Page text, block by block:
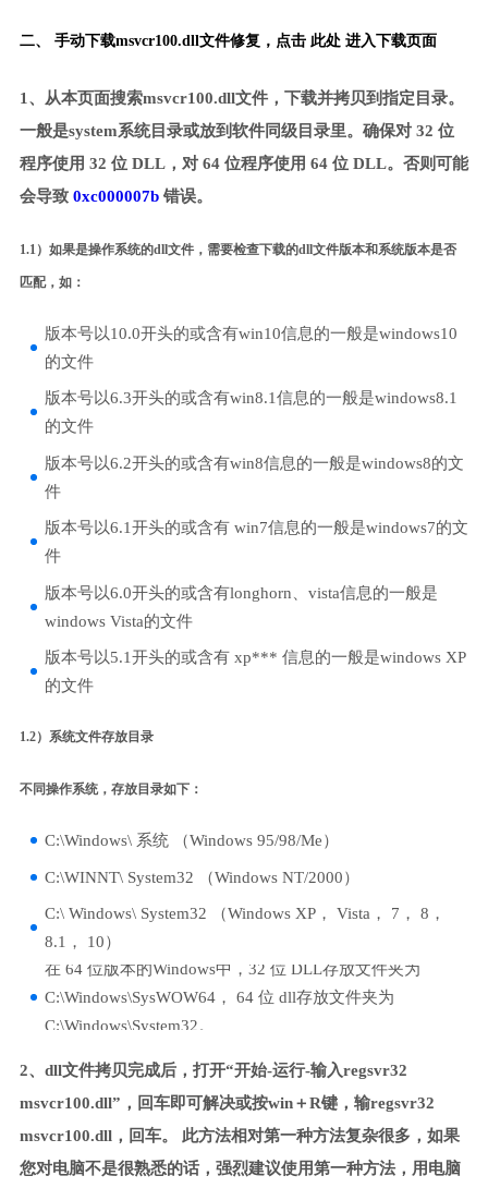
二、 手动下载msvcr100.dll文件修复， 点击 此处 进入下载页面
1、从本页面搜索msvcr100.dll文件，下载并拷贝到指定目录。
一般是system系统目录或放到软件同级目录里。确保对 32 位
程序使用 32 位 DLL，对 64 位程序使用 64 位 DLL。否则可能
会导致 0xc000007b错误。
1.1）如果是操作系统的dll文件，需要检查下载的dll文件版本和系统版本是否
匹配，如：
版本号以10.0开头的或含有win10信息的一般是windows10
的文件
版本号以6.3开头的或含有win8.1信息的一般是windows8.1
的文件
版本号以6.2开头的或含有win8信息的一般是windows8的文
件
版本号以6.1开头的或含有 win7信息的一般是windows7的文
件
版本号以6.0开头的或含有longhorn、vista信息的一般是
windows Vista的文件
版本号以5.1开头的或含有 xp*** 信息的一般是windows XP
的文件
1.2）系统文件存放目录
不同操作系统，存放目录如下：
C:\Windows\ 系统 （Windows 95/98/Me）
C:\WINNT\ System32 （Windows NT/2000）
C:\ Windows\ System32 （Windows XP， Vista， 7， 8，
8.1， 10）
在 64 位版本的Windows中，32 位 DLL存放文件夹为
C:\Windows\SysWOW64， 64 位 dll存放文件夹为
C:\Windows\System32。
2、dll文件拷贝完成后，打开“开始-运行-输入regsvr32
msvcr100.dll”，回车即可解决或按win＋R键，输regsvr32
msvcr100.dll，回车。 此方法相对第一种方法复杂很多，如果
您对电脑不是很熟悉的话，强烈建议使用第一种方法，用电脑